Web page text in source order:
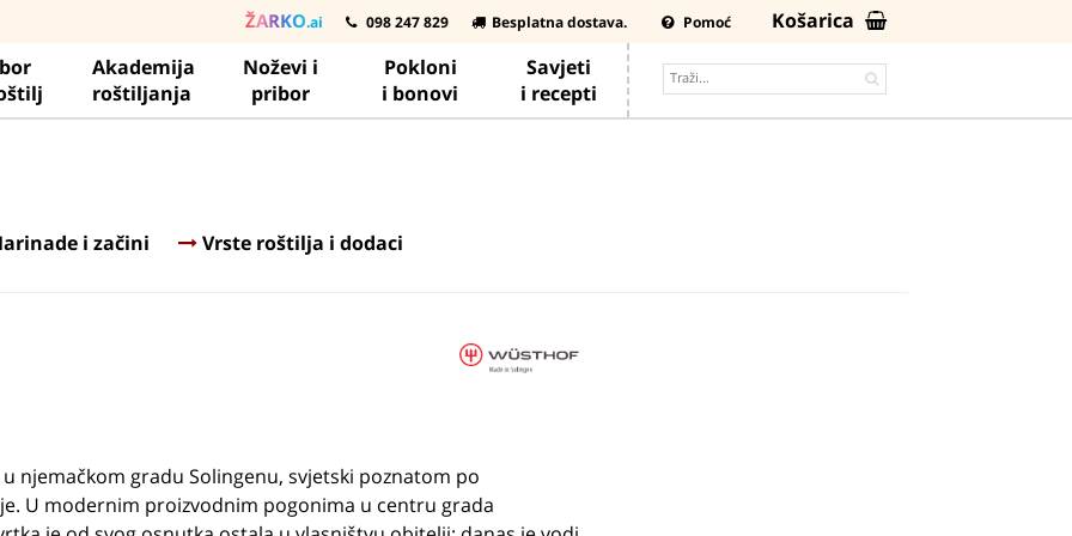
ŽARKO.ai 098 247 829 Besplatna dostava. Pomoć
Košarica
Akademija
roštiljanja
Noževi i
pribor
Pokloni
i bonovi
Savjeti
i recepti
i začini Vrste roštilja i dodaci
njemačkom gradu Solingenu, svjetski poznatom po
U modernim proizvodnim pogonima u centru grada